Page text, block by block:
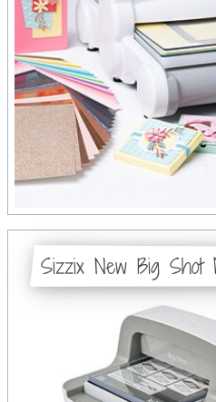
Sizzix New Big Shot